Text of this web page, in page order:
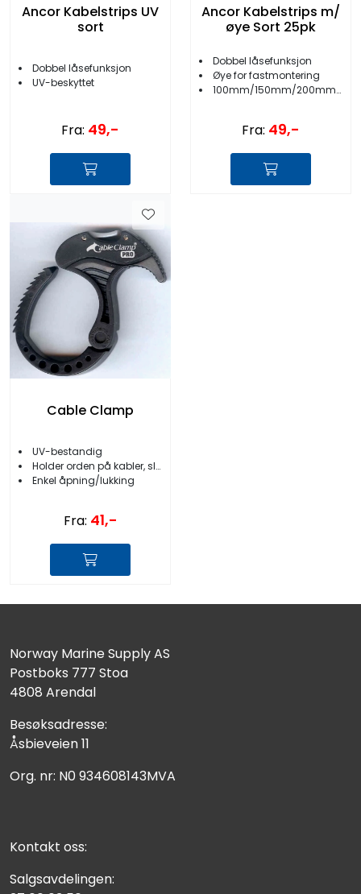
Ancor Kabelstrips UV
sort
Dobbel låsefunksjon
UV-beskyttet
Fra: 49,-
Ancor Kabelstrips m/
øye Sort 25pk
Dobbel låsefunksjon
Øye for fastmontering
100mm/150mm/200mm/355mm
Fra: 49,-
Cable Clamp
UV-bestandig
Holder orden på kabler, slanger m.m.
Enkel åpning/lukking
Fra: 41,-
Norway Marine Supply AS
Postboks 777 Stoa
4808 Arendal
Besøksadresse:
Åsbieveien 11
Org. nr: N0 934608143MVA
Kontakt oss:
Salgsavdelingen: